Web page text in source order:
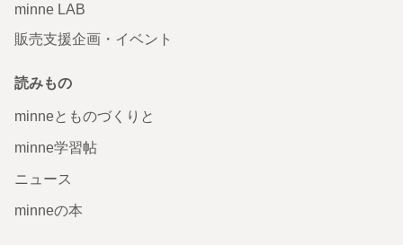
minne LAB
販売支援企画・イベント
読みもの
minneとものづくりと
minne学習帖
ニュース
minneの本